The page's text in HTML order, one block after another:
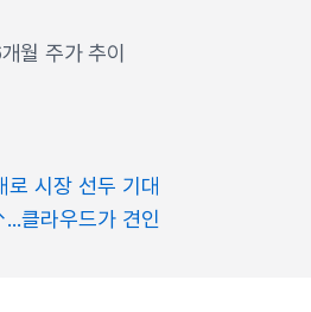
월 주가 추이
로 시장 선두 기대
클라우드가 견인